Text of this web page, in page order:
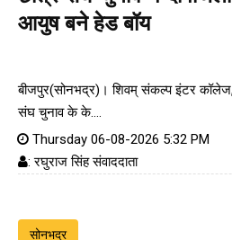
आयुष बने हेड बॉय
बीजपुर(सोनभद्र)। शिवम् संकल्प इंटर कॉलेज,
संघ चुनाव के के....
Thursday 06-08-2026 5:32 PM
: रघुराज सिंह संवाददाता
सोनभद्र